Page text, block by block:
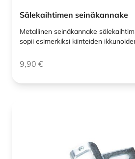
Sälekaihtimen seinäkannake
Metallinen seinäkannake
sopii esimerkiksi kiinteiden
9,90 €